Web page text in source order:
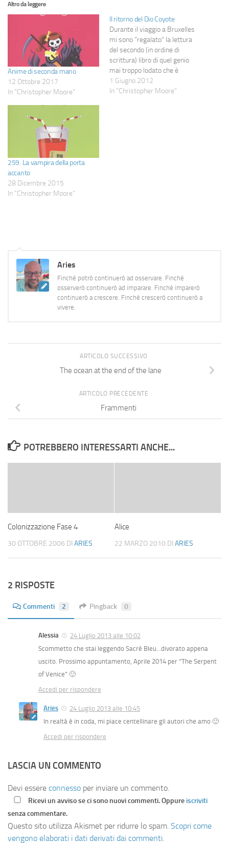
Altro da leggere
Anime di seconda mano
12 Ottobre 2017
In "Christopher Moore"
Il ritorno del Dio Coyote
Durante il viaggio a Bruxelles
mi sono "regalato" la lettura
del secondo (in ordine di
scrittura) libro di quel genio
mai troppo lodato che è
Christopher Moore, "Coyote
Blue", tradotto con "Il ritorno
1 Giugno 2012
In "Christopher Moore"
259. La vampira della porta
accanto
28 Dicembre 2015
In "Christopher Moore"
Aries
Finché potrò continuerò ad osservare. Finché
osserverò continuerò ad imparare. Finché imparerò
continuerò a crescere. Finché crescerò continuerò a
vivere.
ARTICOLO SUCCESSIVO
The ocean at the end of the lane
ARTICOLO PRECEDENTE
Frammenti
POTREBBERO INTERESSARTI ANCHE...
Colonizzazione Fase 4
30 OTTOBRE 2006 DI ARIES
Alice
22 MARZO 2010 DI ARIES
2 RISPOSTE
Commenti 2 Pingback 0
Alessia
24 Luglio 2013 alle 10:02
Scommetto che stai leggendo Sacré Bleu…divorato appena
uscito. Prossimo appuntamento, Aprile 2014 per “The Serpent
of Venice” 🙂
Accedi per rispondere
Aries
24 Luglio 2013 alle 10:45
In realtà è in coda, mi piace centellinare gli autori che amo 🙂
Accedi per rispondere
LASCIA UN COMMENTO
Devi essere connesso per inviare un commento.
Ricevi un avviso se ci sono nuovi commenti. Oppure iscriviti
senza commentare.
Questo sito utilizza Akismet per ridurre lo spam. Scopri come
vengono elaborati i dati derivati dai commenti